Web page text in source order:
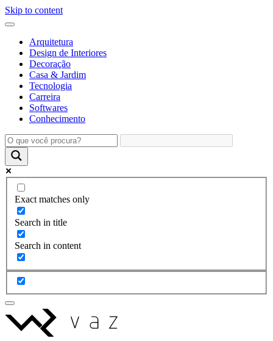
Skip to content
Arquitetura
Design de Interiores
Decoração
Casa & Jardim
Tecnologia
Carreira
Softwares
Conhecimento
Exact matches only
Search in title
Search in content